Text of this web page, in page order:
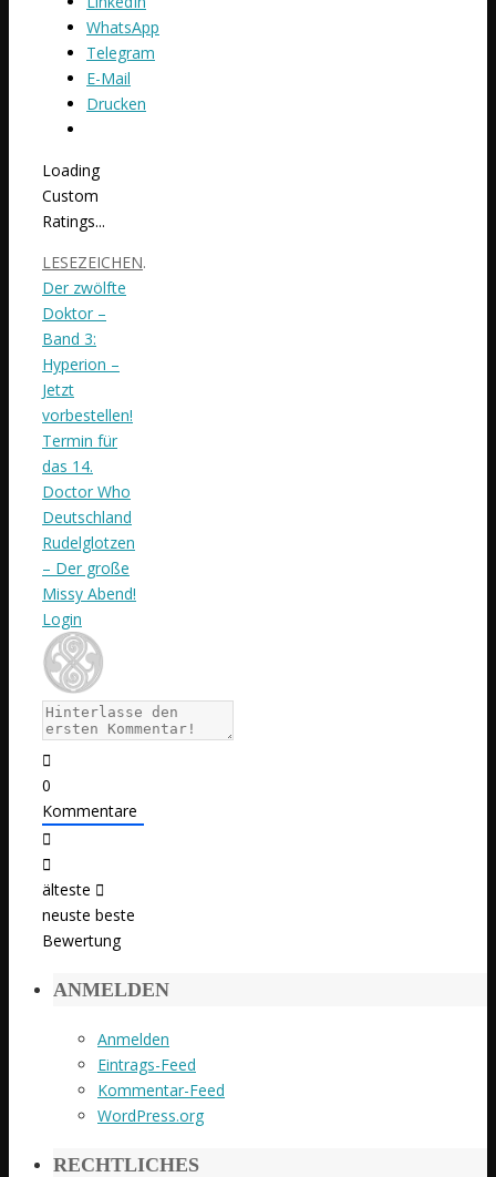
WhatsApp
Telegram
E-Mail
Drucken
Loading
Custom
Ratings...
LESEZEICHEN.
Der zwölfte
Doktor –
Band 3:
Hyperion –
Jetzt
vorbestellen!
Termin für
das 14.
Doctor Who
Deutschland
Rudelglotzen
– Der große
Missy Abend!
Login
0
Kommentare
älteste
neuste beste
Bewertung
ANMELDEN
Anmelden
Eintrags-Feed
Kommentar-Feed
WordPress.org
RECHTLICHES